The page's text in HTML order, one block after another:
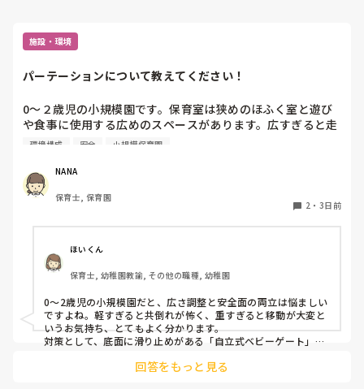
施設・環境
パーテーションについて教えてください！
0〜２歳児の小規模園です。保育室は狭めのほふく室と遊び
や食事に使用する広めのスペースがあります。広すぎると走
り回ったりして落ち着かないので、活動によってパーテーシ
うな素材で軽いので、ちょっと体が当たると倒れたり、つか
まり立ちが不安定な子にとっては共倒れになったりで危険で
す。かと言って固定してしまうと活動によって柔軟に移動す
しっかりした重いものを置いていましたが、移動が大変で使
い勝手が悪く、子どもがぶつかって倒れた時に怖い思いをし
ました。
皆さんの園ではどんなもので工夫されていますか？
環境構成 安全 小規模保育園
NANA
保育士, 保育園
2 ・ 3日前
ほいくん
保育士, 幼稚園教諭, その他の職種, 幼稚園
0〜2歳児の小規模園だと、広さ調整と安全面の両立は悩ましい
ですよね。軽すぎると共倒れが怖く、重すぎると移動が大変と
いうお気持ち、とてもよく分かります。
対策として、底面に滑り止めがある「自立式ベビーゲート」な
た、ストッパー付きキャスターをつけたロー棚を仕切りにすれ
回答をもっと見る